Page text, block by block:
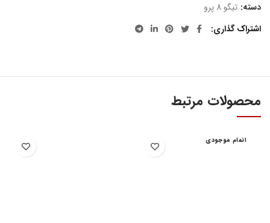
دسته: تیگو 8 پرو
اشتراک گذاری
محصولات مرتبط
اتمام موجودی